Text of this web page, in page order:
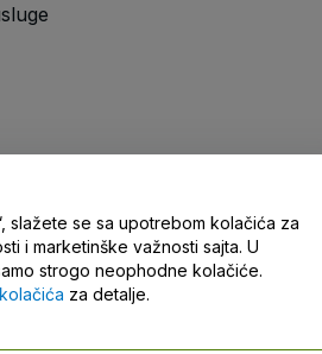
/ Kontaktirajte nas
slažete se sa upotrebom kolačića za
i marketinške važnosti sajta. U
strogo neophodne kolačiće.
za detalje.